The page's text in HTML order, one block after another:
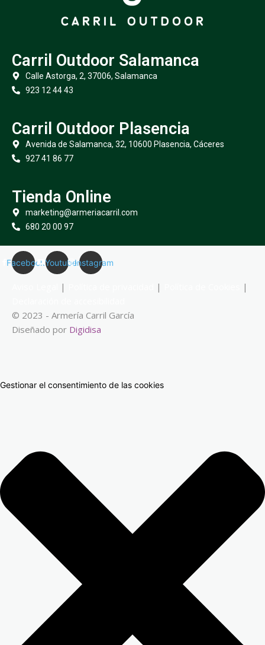
Carril Outdoor Salamanca
Calle Astorga, 2, 37006, Salamanca
923 12 44 43
Carril Outdoor Plasencia
Avenida de Salamanca, 32, 10600 Plasencia, Cáceres
927 41 86 77
Tienda Online
marketing@armeriacarril.com
680 20 00 97
FacebookYoutubeInstagram
| |
|
© 2023 - Armería Carril García
Diseñado por Digidisa
Gestionar el consentimiento de las cookies